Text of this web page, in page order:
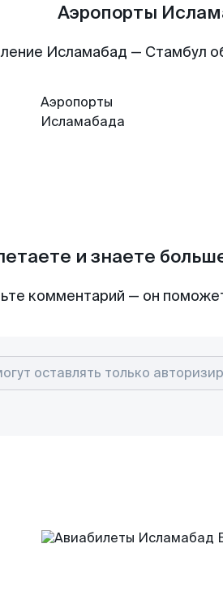
Аэропорты
Исламабад — Стамбул
Аэропорты
Исламабада
и знаете
комментарий — он